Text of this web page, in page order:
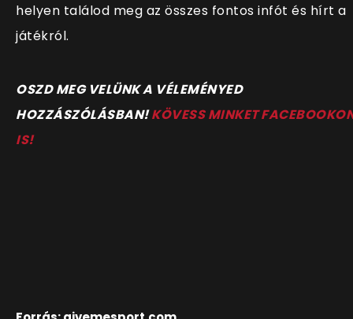
helyen találod meg az összes fontos infót és hírt a
játékról.
OSZD MEG VELÜNK A VÉLEMÉNYED
HOZZÁSZÓLÁSBAN!KÖVESS MINKET
IS!